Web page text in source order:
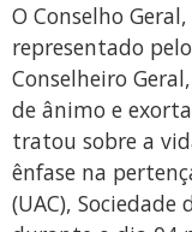
O Conselho
representado
Conselheiro
de ânimo e
tratou sobre a
ênfase na
(UAC), Sociedade